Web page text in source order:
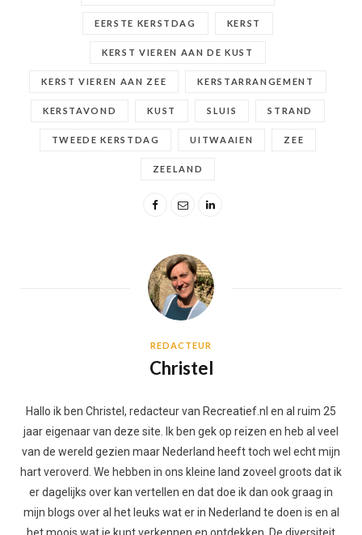
EERSTE KERSTDAG KERST
KERST VIEREN AAN DE KUST
KERST VIEREN AAN ZEE KERSTARRANGEMENT
KERSTAVOND KUST SLUIS STRAND
TWEEDE KERSTDAG UITWAAIEN ZEE
ZEELAND
REDACTEUR
Christel
Hallo ik ben Christel, redacteur van Recreatief.nl en al ruim 25
jaar eigenaar van deze site. Ik ben gek op reizen en heb al veel
van de wereld gezien maar Nederland heeft toch wel echt mijn
hart veroverd. We hebben in ons kleine land zoveel groots dat ik
er dagelijks over kan vertellen en dat doe ik dan ook graag in
mijn blogs over al het leuks wat er in Nederland te doen is en al